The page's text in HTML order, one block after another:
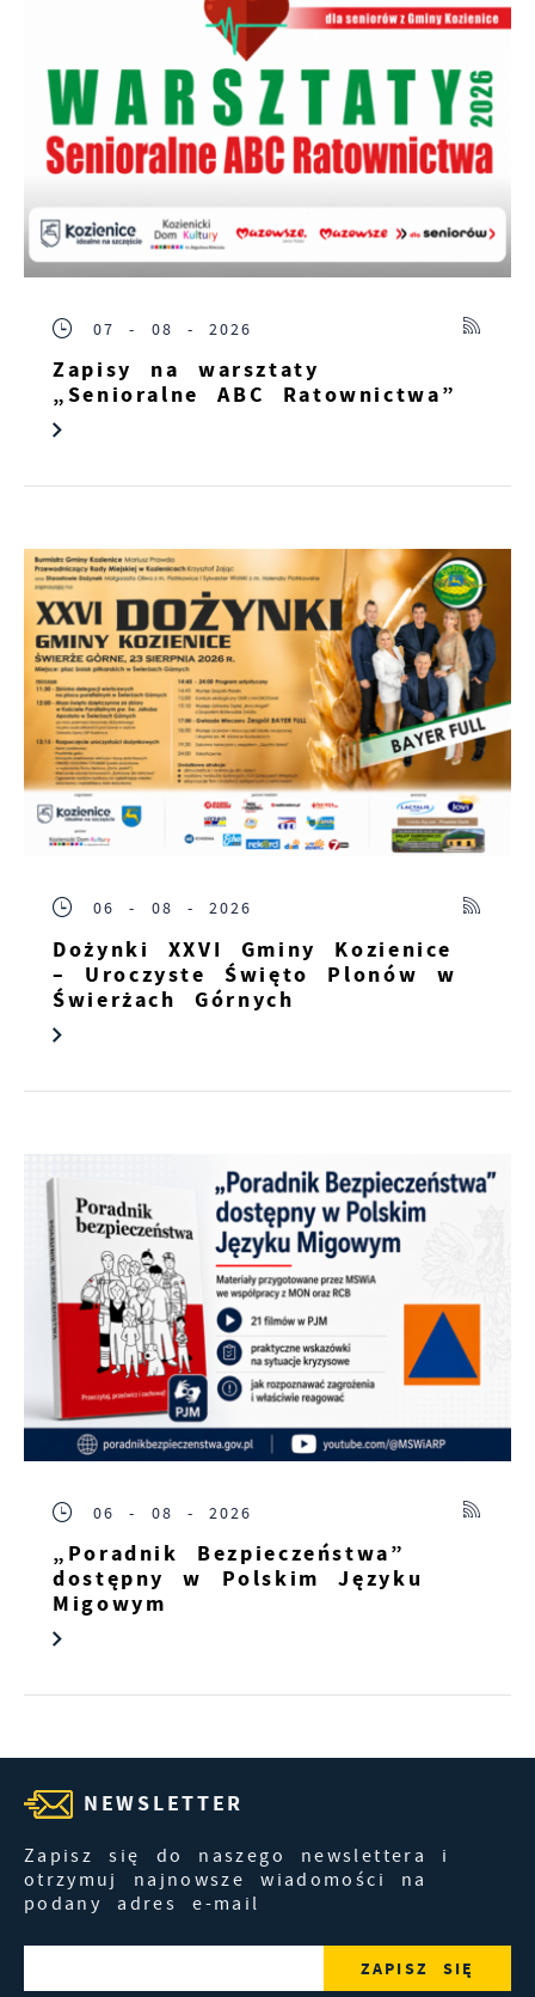
07 - 08 - 2026
Zapisy na warsztaty
„Senioralne ABC Ratownictwa”
06 - 08 - 2026
Dożynki XXVI Gminy Kozienice
– Uroczyste Święto Plonów w
Świerżach Górnych
06 - 08 - 2026
„Poradnik Bezpieczeństwa”
dostępny w Polskim Języku
Migowym
NEWSLETTER
Zapisz się do naszego newslettera i
otrzymuj najnowsze wiadomości na
podany adres e-mail